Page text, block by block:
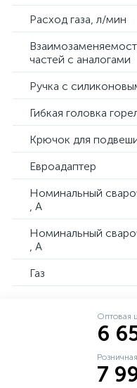
Расход газа, л/мин
частей с аналогами
Ручка с
Гибкая головка
Крючок для
Евроадаптер
Номинальный
, А
Номинальный
, А
Газ
Оптовая
6
7